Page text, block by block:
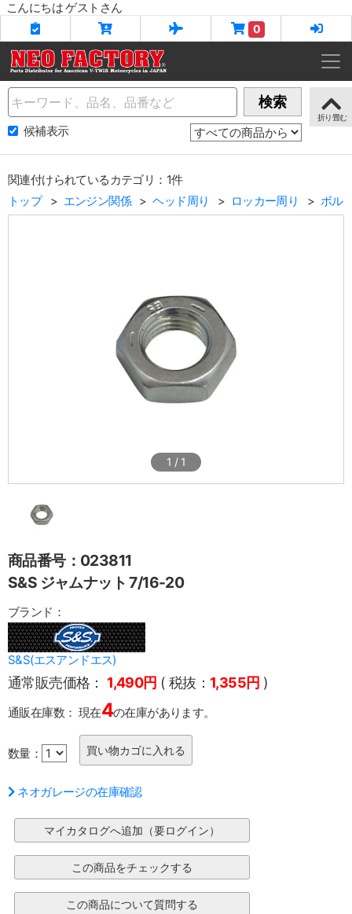
こんにちは ゲストさん
0
Name 検索
候補表示
関連付けられているカテゴリ：1件
トップ
エンジン関係 ヘッド周り ロッカー周り ボル
1 / 1
商品番号：023811
S&S ジャムナット 7/16-20
ブランド：
S&S(エスアンドエス)
通常販売価格： 1,490円 ( 税抜： 1,355円 )
通販在庫数： 現在4の在庫があります。
数量：
ネオガレージの在庫確認